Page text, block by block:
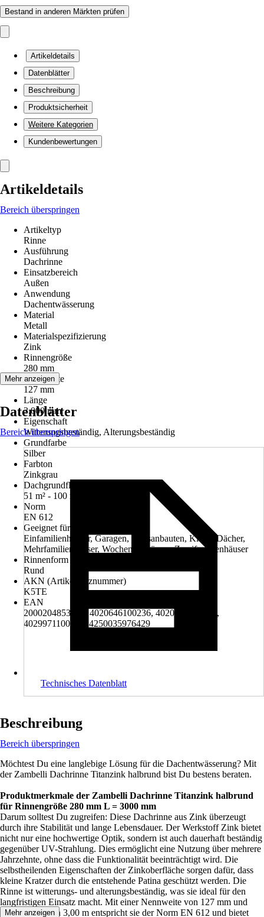
Bestand in anderen Märkten prüfen
Artikeldetails
Datenblätter
Beschreibung
Produktsicherheit
Weitere Kategorien
Kundenbewertungen
Artikeldetails
Bereich überspringen
Artikeltyp
Rinne
Ausführung
Dachrinne
Einsatzbereich
Außen
Anwendung
Dachentwässerung
Material
Metall
Materialspezifizierung
Zink
Rinnengröße
280 mm
Nennweite
127 mm
Länge
3.000 mm
Eigenschaft
Witterungsbeständig, Alterungsbeständig
Grundfarbe
Silber
Farbton
Zinkgrau
Dachgrundfläche bis
51 m² - 100 m²
Norm
EN 612
Geeignet für
Einfamilienhäuser, Garagen, Hausanbauten, Kleine Dächer,
Mehrfamilienhäuser, Wochenendhäuser, Zweifamilienhäuser
Rinnenform
Rund
AKN (Artikelkurznummer)
K5TE
EAN
2000204853004, 4020646100236, 4020646204965,
4029971100157, 4250035976429
Mehr anzeigen
Datenblätter
Bereich überspringen
Technisches Datenblatt
Beschreibung
Bereich überspringen
Möchtest Du eine langlebige Lösung für die Dachentwässerung? Mit
der Zambelli Dachrinne Titanzink halbrund bist Du bestens beraten.
Produktmerkmale der Zambelli Dachrinne Titanzink halbrund
für Rinnengröße 280 mm L = 3000 mm
Darum solltest Du zugreifen: Diese Dachrinne aus Zink überzeugt
durch ihre Stabilität und lange Lebensdauer. Der Werkstoff Zink bietet
nicht nur eine hochwertige Optik, sondern ist auch dauerhaft beständig
gegenüber UV-Strahlung. Dies ermöglicht eine Nutzung über mehrere
Jahrzehnte, ohne dass die Funktionalität beeinträchtigt wird. Die
selbstheilenden Eigenschaften der Zinkoberfläche sorgen dafür, dass
kleine Kratzer durch die entstehende Patina geschützt werden. Die
Rinne ist witterungs- und alterungsbeständig, was sie ideal für den
langfristigen Einsatz macht. Mit einer Nennweite von 127 mm und
einer Länge von 3,00 m entspricht sie der Norm EN 612 und bietet
Mehr anzeigen